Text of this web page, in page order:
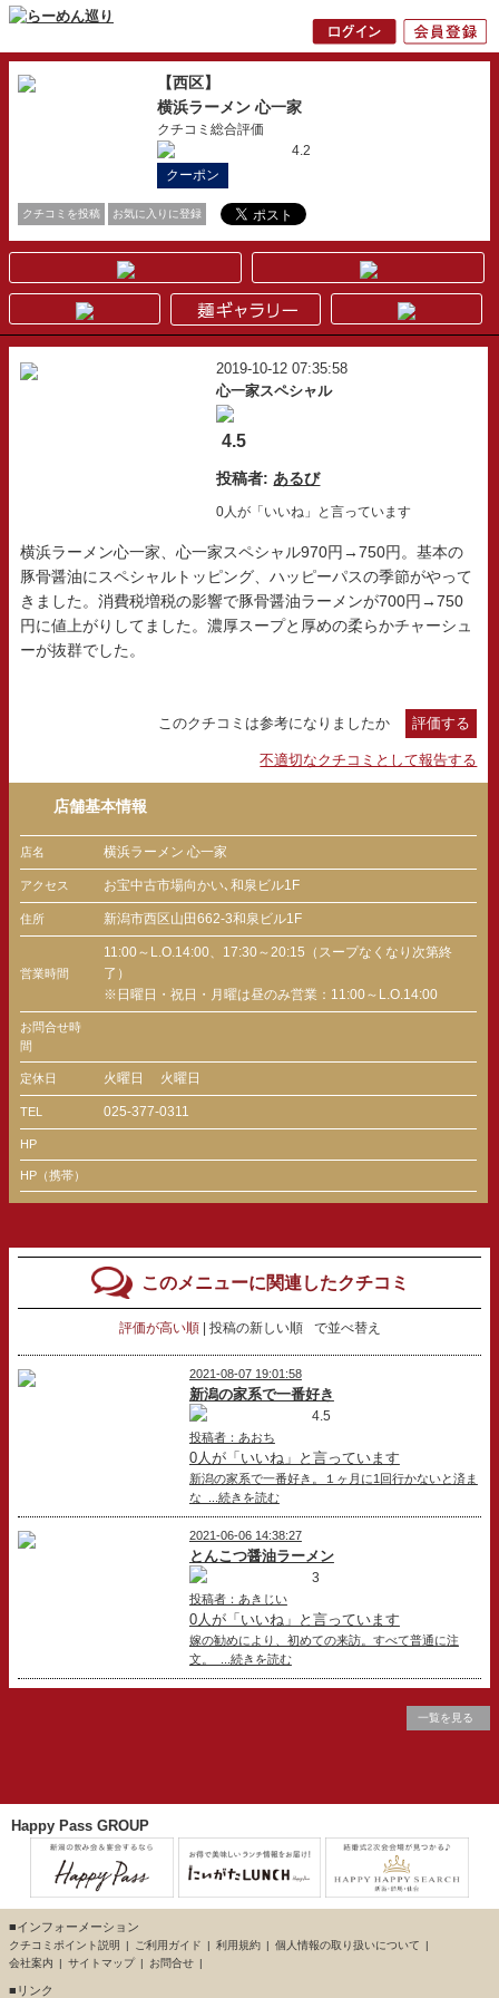
【西区】
横浜ラーメン 心一家
クチコミ総合評価
4.2
クーポン
クチコミを投稿 お気に入りに登録
2019-10-12 07:35:58
心一家スペシャル
4.5
投稿者: あるび
0人が「いいね」と言っています
横浜ラーメン心一家、心一家スペシャル970円→750円。基本の
豚骨醤油にスペシャルトッピング、ハッピーパスの季節がやって
きました。消費税増税の影響で豚骨醤油ラーメンが700円→750
円に値上がりしてました。濃厚スープと厚めの柔らかチャーシュ
ーが抜群でした。
このクチコミは参考になりましたか 評価する
不適切なクチコミとして報告する
店舗基本情報
店名 横浜ラーメン 心一家
アクセス お宝中古市場向かい､和泉ビル1F
住所 新潟市西区山田662-3和泉ビル1F
営業時間
11:00～L.O.14:00、17:30～20:15（スープなくなり次第終
了）
※日曜日・祝日・月曜は昼のみ営業：11:00～L.O.14:00
お問合せ時
間
定休日 火曜日 火曜日
TEL 025-377-0311
HP
HP（携帯）
このメニューに関連したクチコミ
評価が高い順 投稿の新しい順 で並べ替え
2021-08-07 19:01:58
新潟の家系で一番好き
4.5
投稿者：あおち
0人が「いいね」と言っています
新潟の家系で一番好き。１ヶ月に1回行かないと済ま
な ...続きを読む
2021-06-06 14:38:27
とんこつ醤油ラーメン
3
投稿者：あきじい
0人が「いいね」と言っています
嫁の勧めにより、初めての来訪。すべて普通に注
文。 ...続きを読む
一覧を見る
Happy Pass GROUP
■インフォーメーション
クチコミポイント説明 ご利用ガイド 利用規約
個人情報の取り扱いについて
会社案内
サイトマップ お問合せ
■リンク